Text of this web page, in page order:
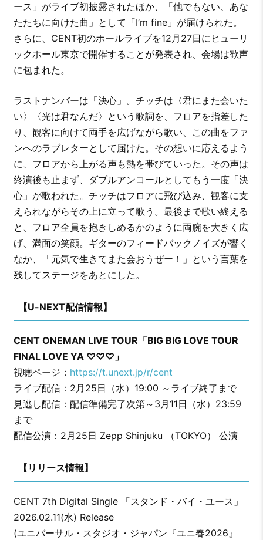
ース」がライブ初披露されたほか、「他でもない、あな
たたちに向けた曲」として「I’m fine」が届けられた。
さらに、CENT初のホールライブを12月27日にヒューリ
ックホール東京で開催することが発表され、会場は歓声
に包まれた。
ラストナンバーは「決心」。チッチは〈君にまた会いた
い〉〈光は君なんだ〉という歌詞を、フロアを指差した
り、観客に向けて両手を広げながら歌い、この曲をファ
ンへのラブレターとして届けた。その想いに応えるよう
に、フロアから上がる声も熱を帯びていった。その声は
終演後も止まず、ダブルアンコールとしてもう一度「決
心」が歌われた。チッチはフロアに飛び込み、観客に支
えられながらその上に立って歌う。最後まで歌い終える
と、フロア全員を抱きしめるかのように両腕を大きく広
げ、満面の笑顔。ギターのフィードバックノイズが響く
なか、「元気で生きてまた会おうぜー！」という言葉を
残してステージをあとにした。
【U-NEXT配信情報】
CENT ONEMAN LIVE TOUR「BIG BIG LOVE TOUR
FINAL LOVE YA ♡♡♡」
視聴ページ： https://t.unext.jp/r/cent
ライブ配信：2月25日（水）19:00 ～ライブ終了まで
見逃し配信：配信準備完了次第～3月11日（水）23:59
まで
配信公演：2月25日 Zepp Shinjuku （TOKYO） 公演
【リリース情報】
CENT 7th Digital Single 「スタンド・バイ・ユース」
2026.02.11(水) Release
(ユニバーサル・スタジオ・ジャパン『ユニ春2026』